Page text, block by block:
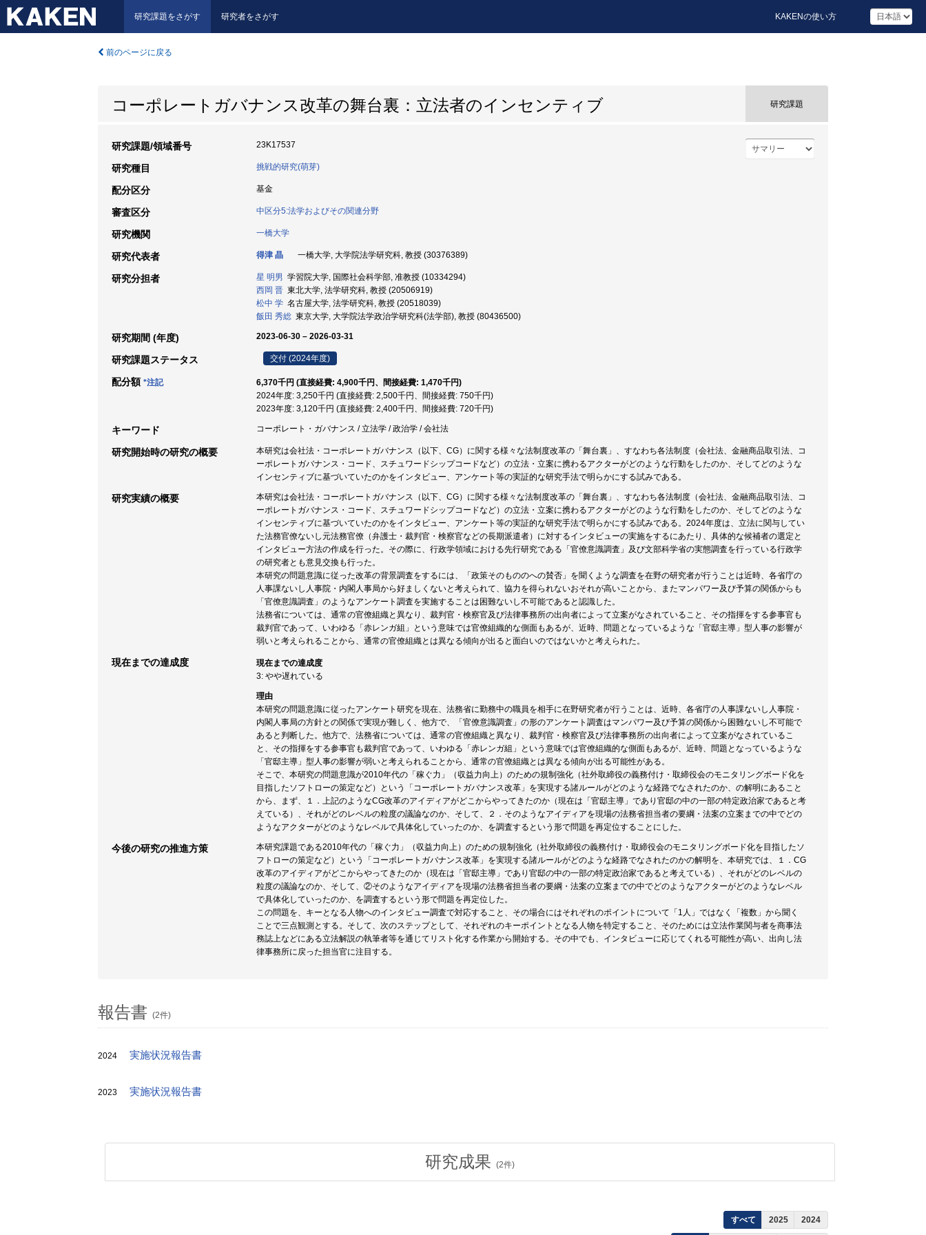
研究課題をさがす 研究者をさがす KAKENの使い方
前のページに戻る
コーポレートガバナンス改革の舞台裏：立法者のインセンティブ 研究課題
研究課題/領域番号 23K17537
研究種目 挑戦的研究(萌芽)
配分区分 基金
審査区分 中区分5:法学およびその関連分野
研究機関 一橋大学
研究代表者 得津 晶 一橋大学, 大学院法学研究科, 教授 (30376389)
研究分担者 星 明男 学習院大学, 国際社会科学部, 准教授 (10334294)
西岡 晋 東北大学, 法学研究科, 教授 (20506919)
松中 学 名古屋大学, 法学研究科, 教授 (20518039)
飯田 秀総 東京大学, 大学院法学政治学研究科(法学部), 教授 (80436500)
研究期間 (年度) 2023-06-30 – 2026-03-31
研究課題ステータス 交付 (2024年度)
配分額 *注記
6,370千円 (直接経費: 4,900千円、間接経費: 1,470千円)
2024年度: 3,250千円 (直接経費: 2,500千円、間接経費: 750千円)
2023年度: 3,120千円 (直接経費: 2,400千円、間接経費: 720千円)
キーワード コーポレート・ガバナンス / 立法学 / 政治学 / 会社法
研究開始時の研究の概要
本研究は会社法・コーポレートガバナンス（以下、CG）に関する様々な法制度改革の「舞台裏」、すなわち各法制度（会社法、金融商品取引法、コ
ーポレートガバナンス・コード、スチュワードシップコードなど）の立法・立案に携わるアクターがどのような行動をしたのか、そしてどのような
インセンティブに基づいていたのかをインタビュー、アンケート等の実証的な研究手法で明らかにする試みである。
研究実績の概要
本研究は会社法・コーポレートガバナンス（以下、CG）に関する様々な法制度改革の「舞台裏」、すなわち各法制度（会社法、金融商品取引法、コ
ーポレートガバナンス・コード、スチュワードシップコードなど）の立法・立案に携わるアクターがどのような行動をしたのか、そしてどのような
インセンティブに基づいていたのかをインタビュー、アンケート等の実証的な研究手法で明らかにする試みである。2024年度は、立法に関与してい
た法務官僚ないし元法務官僚（弁護士・裁判官・検察官などの長期派遣者）に対するインタビューの実施をするにあたり、具体的な候補者の選定と
インタビュー方法の作成を行った。その際に、行政学領域における先行研究である「官僚意識調査」及び文部科学省の実態調査を行っている行政学
の研究者とも意見交換も行った。
本研究の問題意識に従った改革の背景調査をするには、「政策そのもののへの賛否」を聞くような調査を在野の研究者が行うことは近時、各省庁の
人事課ないし人事院・内閣人事局から好ましくないと考えられて、協力を得られないおそれが高いことから、またマンパワー及び予算の関係からも
「官僚意識調査」のようなアンケート調査を実施することは困難ないし不可能であると認識した。
法務省については、通常の官僚組織と異なり、裁判官・検察官及び法律事務所の出向者によって立案がなされていること、その指揮をする参事官も
裁判官であって、いわゆる「赤レンガ組」という意味では官僚組織的な側面もあるが、近時、問題となっているような「官邸主導」型人事の影響が
弱いと考えられることから、通常の官僚組織とは異なる傾向が出ると面白いのではないかと考えられた。
現在までの達成度
現在までの達成度
3: やや遅れている
理由
本研究の問題意識に従ったアンケート研究を現在、法務省に勤務中の職員を相手に在野研究者が行うことは、近時、各省庁の人事課ないし人事院・
内閣人事局の方針との関係で実現が難しく、他方で、「官僚意識調査」の形のアンケート調査はマンパワー及び予算の関係から困難ないし不可能で
あると判断した。他方で、法務省については、通常の官僚組織と異なり、裁判官・検察官及び法律事務所の出向者によって立案がなされているこ
と、その指揮をする参事官も裁判官であって、いわゆる「赤レンガ組」という意味では官僚組織的な側面もあるが、近時、問題となっているような
「官邸主導」型人事の影響が弱いと考えられることから、通常の官僚組織とは異なる傾向が出る可能性がある。
そこで、本研究の問題意識が2010年代の「稼ぐ力」（収益力向上）のための規制強化（社外取締役の義務付け・取締役会のモニタリングボード化を
目指したソフトローの策定など）という「コーポレートガバナンス改革」を実現する諸ルールがどのような経路でなされたのか、の解明にあること
から、まず、１．上記のようなCG改革のアイディアがどこからやってきたのか（現在は「官邸主導」であり官邸の中の一部の特定政治家であると考
えている）、それがどのレベルの粒度の議論なのか、そして、２．そのようなアイディアを現場の法務省担当者の要綱・法案の立案までの中でどの
ようなアクターがどのようなレベルで具体化していったのか、を調査するという形で問題を再定位することにした。
今後の研究の推進方策
本研究課題である2010年代の「稼ぐ力」（収益力向上）のための規制強化（社外取締役の義務付け・取締役会のモニタリングボード化を目指したソ
フトローの策定など）という「コーポレートガバナンス改革」を実現する諸ルールがどのような経路でなされたのかの解明を、本研究では、１．CG
改革のアイディアがどこからやってきたのか（現在は「官邸主導」であり官邸の中の一部の特定政治家であると考えている）、それがどのレベルの
粒度の議論なのか、そして、②そのようなアイディアを現場の法務省担当者の要綱・法案の立案までの中でどのようなアクターがどのようなレベル
で具体化していったのか、を調査するという形で問題を再定位した。
この問題を、キーとなる人物へのインタビュー調査で対応すること、その場合にはそれぞれのポイントについて「1人」ではなく「複数」から聞く
ことで三点観測とする。そして、次のステップとして、それぞれのキーポイントとなる人物を特定すること、そのためには立法作業関与者を商事法
務誌上などにある立法解説の執筆者等を通じてリスト化する作業から開始する。その中でも、インタビューに応じてくれる可能性が高い、出向し法
律事務所に戻った担当官に注目する。
報告書 (2件)
2024 実施状況報告書
2023 実施状況報告書
研究成果 (2件)
すべて 2025 2024